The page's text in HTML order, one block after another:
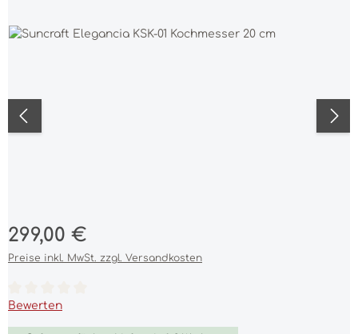
Bildergalerie überspringen
Regulärer Preis:
299,00 €
Preise inkl. MwSt. zzgl. Versandkosten
Durchschnittliche Bewertung von 0 von 5 Sternen
Bewerten